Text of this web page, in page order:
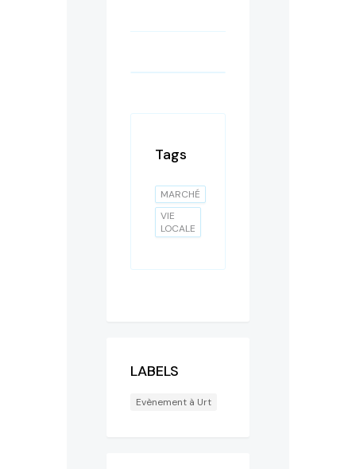
Tags
MARCHÉ
VIE
LOCALE
LABELS
Evènement à Urt